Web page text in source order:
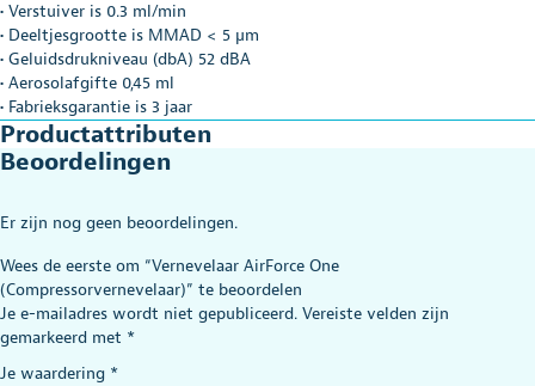
• Verstuiver is 0.3 ml/min
• Deeltjesgrootte is MMAD < 5 µm
• Geluidsdrukniveau (dbA) 52 dBA
• Aerosolafgifte 0,45 ml
• Fabrieksgarantie is 3 jaar
Productattributen
Beoordelingen
Er zijn nog geen beoordelingen.
Wees de eerste om “Vernevelaar AirForce One
(Compressorvernevelaar)” te beoordelen
Je e-mailadres wordt niet gepubliceerd. Vereiste velden zijn
gemarkeerd met *
Je waardering *